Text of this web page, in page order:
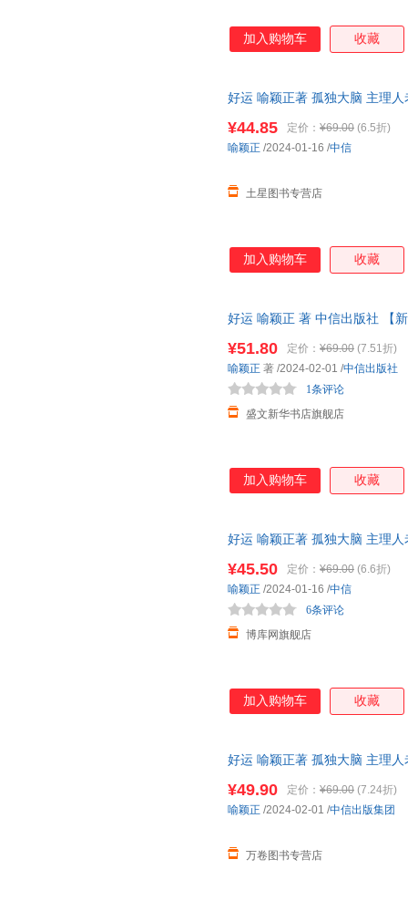
加入购物车 收藏
好运 喻颖正著 孤独大脑 主理
¥44.85 定价： ¥69.00 (6.5折)
土星图书专营店
喻颖正 /2024-01-16 /中信
加入购物车 收藏
好运 喻颖正 著 中信出版社 【
¥51.80 定价： ¥69.00 (7.51折)
盛文新华书店旗舰店
1条评论
喻颖正 著 /2024-02-01 /中信出版社
加入购物车 收藏
好运 喻颖正著 孤独大脑 主理
¥45.50 定价： ¥69.00 (6.6折)
博库网旗舰店
6条评论
喻颖正 /2024-01-16 /中信
加入购物车 收藏
好运 喻颖正著 孤独大脑 主理
电子发票！幼儿童书培养亲子
¥49.90 定价： ¥69.00 (7.24折)
万卷图书专营店
喻颖正 /2024-02-01 /中信出版集团